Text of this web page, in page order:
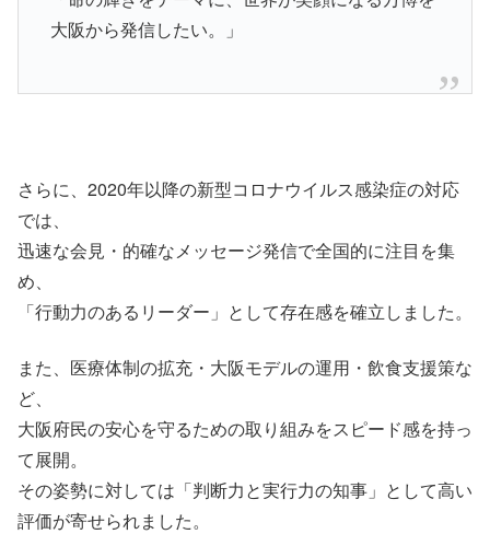
大阪から発信したい。」
さらに、2020年以降の新型コロナウイルス感染症の対応
では、
迅速な会見・的確なメッセージ発信で全国的に注目を集
め、
「行動力のあるリーダー」として存在感を確立しました。
また、医療体制の拡充・大阪モデルの運用・飲食支援策な
ど、
大阪府民の安心を守るための取り組みをスピード感を持っ
て展開。
その姿勢に対しては「判断力と実行力の知事」として高い
評価が寄せられました。